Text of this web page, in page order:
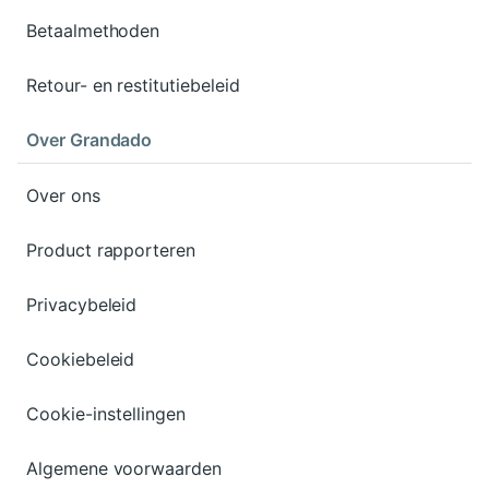
Betaalmethoden
Retour- en restitutiebeleid
Over Grandado
Over ons
Product rapporteren
Privacybeleid
Cookiebeleid
Cookie-instellingen
Algemene voorwaarden